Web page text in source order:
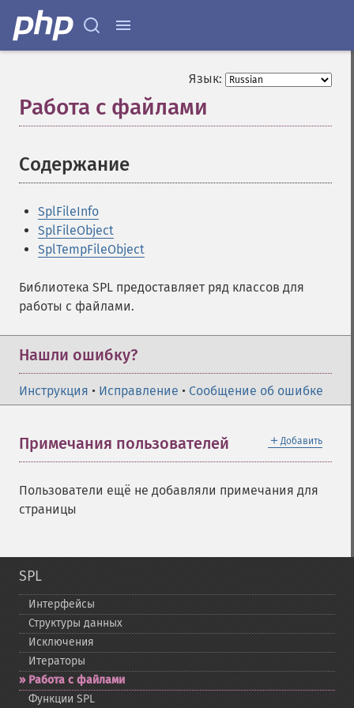
Язык:
Работа с файлами
Содержание
SplFileInfo
SplFileObject
SplTempFileObject
Библиотека SPL предоставляет ряд классов для
работы с файлами.
Нашли ошибку?
Инструкция • Исправление • Сообщение об ошибке
＋ Добавить
Примечания пользователей
Пользователи ещё не добавляли примечания для
страницы
SPL
Интерфейсы
Структуры данных
Исключения
Итераторы
Работа с файлами
Функции SPL